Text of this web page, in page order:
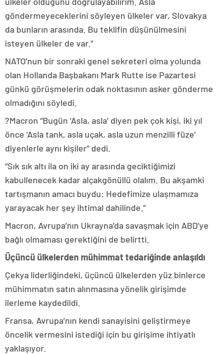
göndermeyeceklerini söyleyen ülkeler var, Slovakya
da bunların arasında. Bu teklifin düşünülmesini
isteyen ülkeler de var.”
NATO’nun bir sonraki genel sekreteri olma yolunda
olan Hollanda Başbakanı Mark Rutte ise Pazartesi
günkü görüşmelerin odak noktasının asker gönderme
olmadığını söyledi.
?Macron “Bugün ‘Asla, asla’ diyen pek çok kişi, iki yıl
önce ‘Asla tank, asla uçak, asla uzun menzilli füze’
diyenlerle aynı kişiler” dedi.
“Sık sık altı ila on iki ay arasında geciktiğimizi
kabullenecek kadar alçakgönüllü olalım. Bu akşamki
tartışmanın amacı buydu: Hedefimize ulaşmamıza
yarayacak her şey ihtimal dahilinde.”
Macron, Avrupa’nın Ukrayna’da savaşmak için ABD’ye
bağlı olmaması gerektiğini de belirtti.
Üçüncü ülkelerden mühimmat tedariğinde anlaşıldı
Çekya liderliğindeki, üçüncü ülkelerden yüz binlerce
mühimmatın satın alınmasına yönelik girişimde
ilerleme kaydedildi.
Fransa, Avrupa’nın kendi sanayisini geliştirmeye
öncelik vermesini istediği için bu girişime ihtiyatlı
yaklaşıyor.